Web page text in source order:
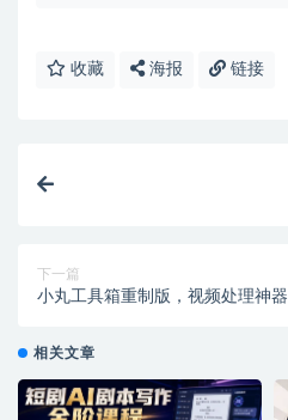
收藏 海报 链接
下一篇
小丸工具箱重制版，视频处理神器
相关文章